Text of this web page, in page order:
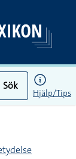
Sök
Hjälp/Tips